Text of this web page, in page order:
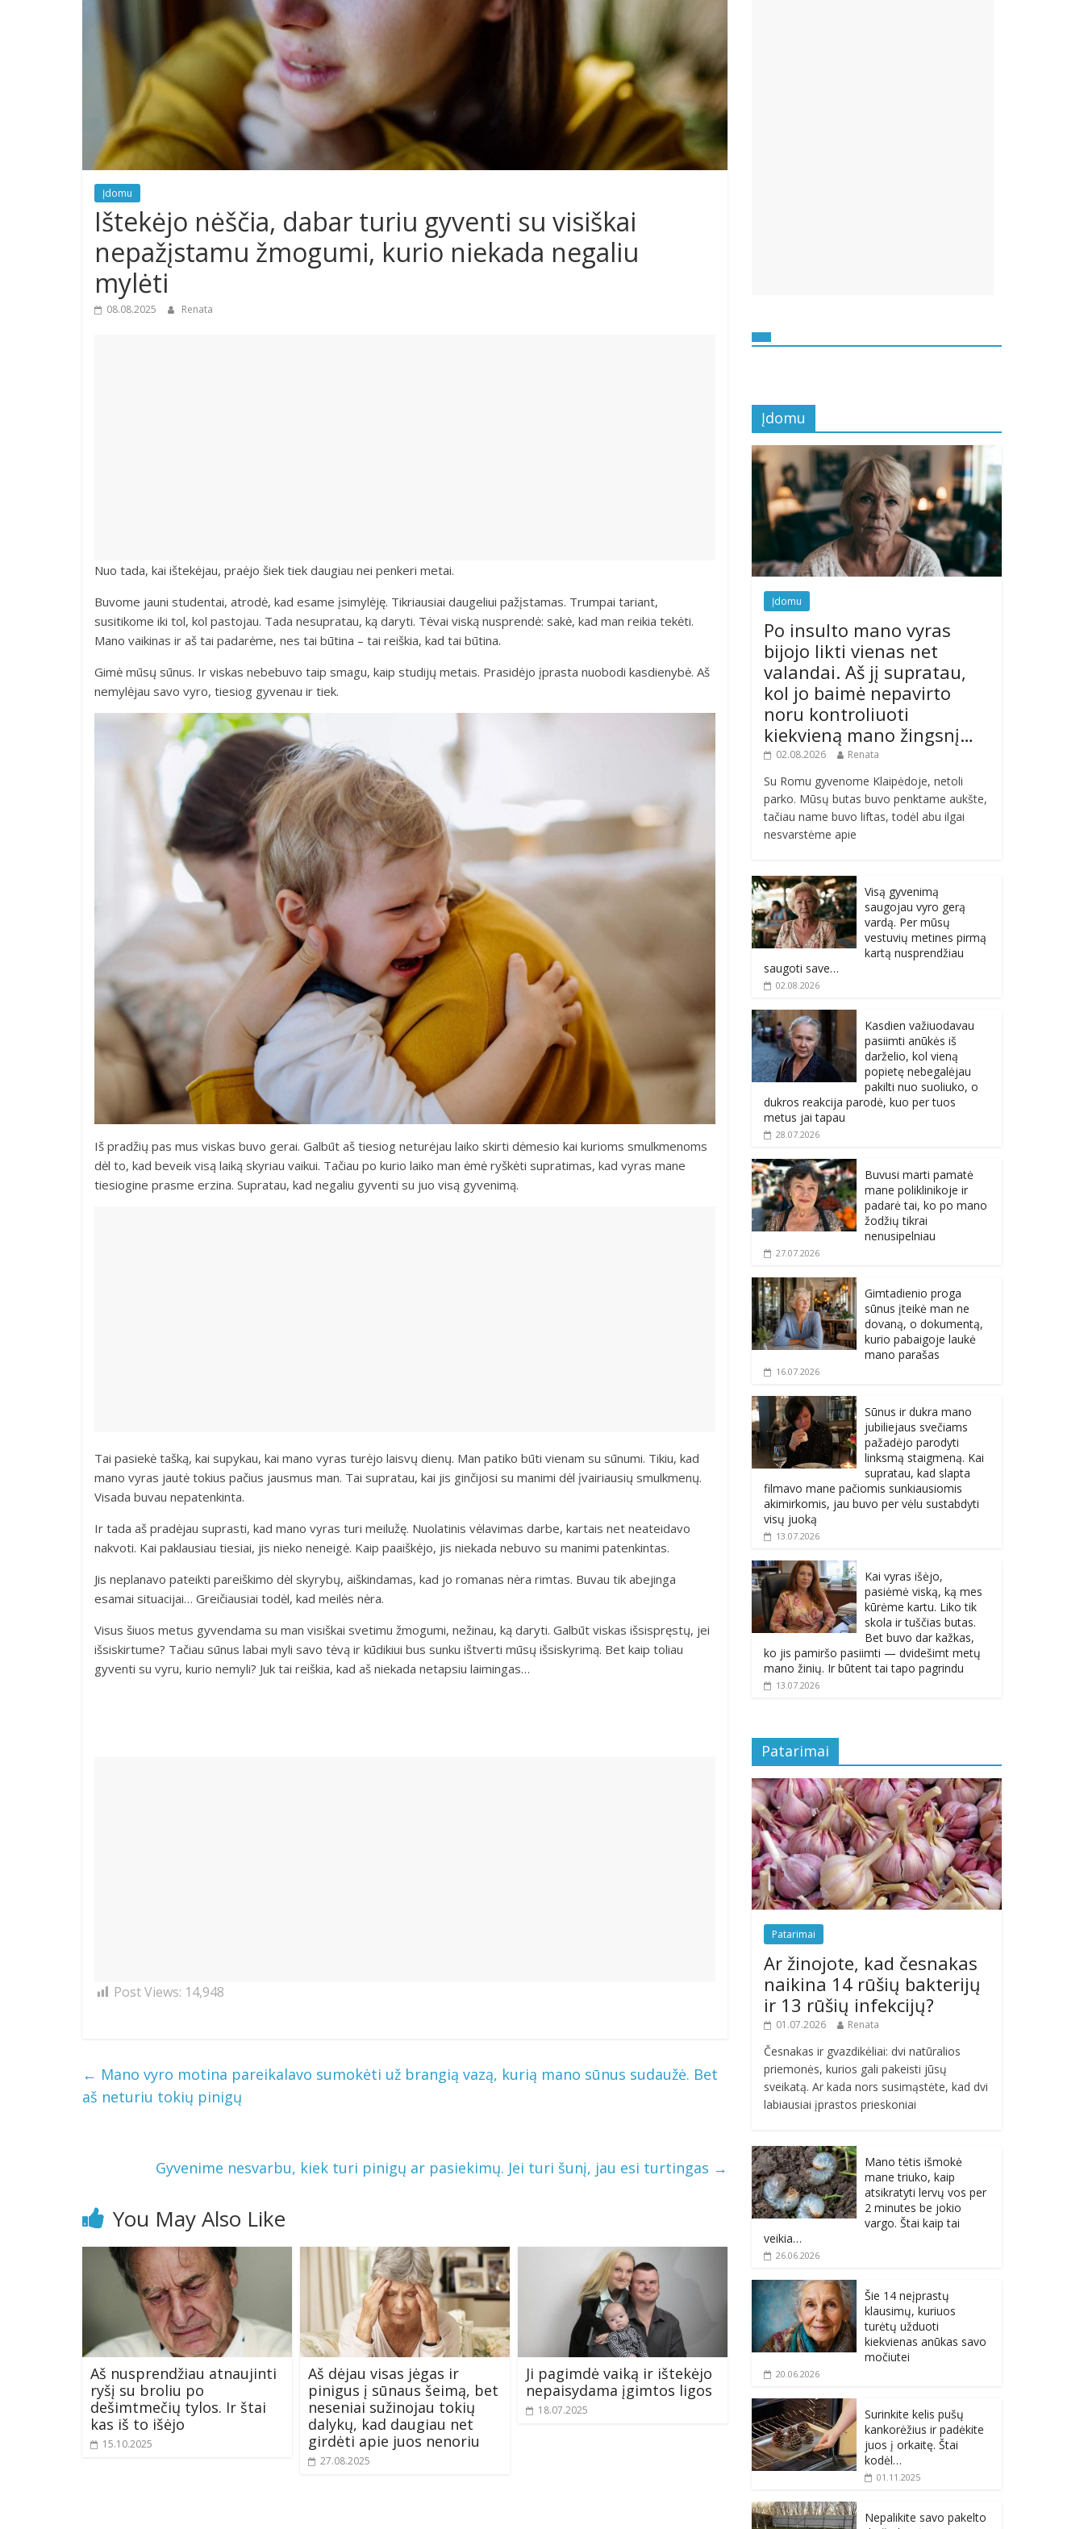
Įdomu
Ištekėjo nėščia, dabar turiu gyventi su visiškai
nepažįstamu žmogumi, kurio niekada negaliu
mylėti
08.08.2025 Renata
Nuo tada, kai ištekėjau, praėjo šiek tiek daugiau nei penkeri metai.
Buvome jauni studentai, atrodė, kad esame įsimylėję. Tikriausiai daugeliui pažįstamas. Trumpai tariant,
susitikome iki tol, kol pastojau. Tada nesupratau, ką daryti. Tėvai viską nusprendė: sakė, kad man reikia tekėti.
Mano vaikinas ir aš tai padarėme, nes tai būtina – tai reiškia, kad tai būtina.
Gimė mūsų sūnus. Ir viskas nebebuvo taip smagu, kaip studijų metais. Prasidėjo įprasta nuobodi kasdienybė. Aš
nemylėjau savo vyro, tiesiog gyvenau ir tiek.
Iš pradžių pas mus viskas buvo gerai. Galbūt aš tiesiog neturėjau laiko skirti dėmesio kai kurioms smulkmenoms
dėl to, kad beveik visą laiką skyriau vaikui. Tačiau po kurio laiko man ėmė ryškėti supratimas, kad vyras mane
tiesiogine prasme erzina. Supratau, kad negaliu gyventi su juo visą gyvenimą.
Tai pasiekė tašką, kai supykau, kai mano vyras turėjo laisvų dienų. Man patiko būti vienam su sūnumi. Tikiu, kad
mano vyras jautė tokius pačius jausmus man. Tai supratau, kai jis ginčijosi su manimi dėl įvairiausių smulkmenų.
Visada buvau nepatenkinta.
Ir tada aš pradėjau suprasti, kad mano vyras turi meilužę. Nuolatinis vėlavimas darbe, kartais net neateidavo
nakvoti. Kai paklausiau tiesiai, jis nieko neneigė. Kaip paaiškėjo, jis niekada nebuvo su manimi patenkintas.
Jis neplanavo pateikti pareiškimo dėl skyrybų, aiškindamas, kad jo romanas nėra rimtas. Buvau tik abejinga
esamai situacijai… Greičiausiai todėl, kad meilės nėra.
Visus šiuos metus gyvendama su man visiškai svetimu žmogumi, nežinau, ką daryti. Galbūt viskas išsispręstų, jei
išsiskirtume? Tačiau sūnus labai myli savo tėvą ir kūdikiui bus sunku ištverti mūsų išsiskyrimą. Bet kaip toliau
gyventi su vyru, kurio nemyli? Juk tai reiškia, kad aš niekada netapsiu laimingas…
Post Views: 14,948
← Mano vyro motina pareikalavo sumokėti už brangią vazą, kurią mano sūnus sudaužė. Bet
aš neturiu tokių pinigų
Gyvenime nesvarbu, kiek turi pinigų ar pasiekimų. Jei turi šunį, jau esi turtingas →
You May Also Like
Aš nusprendžiau atnaujinti
ryšį su broliu po
dešimtmečių tylos. Ir štai
kas iš to išėjo
15.10.2025
Aš dėjau visas jėgas ir
pinigus į sūnaus šeimą, bet
neseniai sužinojau tokių
dalykų, kad daugiau net
girdėti apie juos nenoriu
27.08.2025
Ji pagimdė vaiką ir ištekėjo
nepaisydama įgimtos ligos
18.07.2025
Įdomu
Įdomu
Po insulto mano vyras
bijojo likti vienas net
valandai. Aš jį supratau,
kol jo baimė nepavirto
noru kontroliuoti
kiekvieną mano žingsnį…
02.08.2026 Renata
Su Romu gyvenome Klaipėdoje, netoli
parko. Mūsų butas buvo penktame aukšte,
tačiau name buvo liftas, todėl abu ilgai
nesvarstėme apie
Visą gyvenimą
saugojau vyro gerą
vardą. Per mūsų
vestuvių metines pirmą
kartą nusprendžiau
saugoti save…
02.08.2026
Kasdien važiuodavau
pasiimti anūkės iš
darželio, kol vieną
popietę nebegalėjau
pakilti nuo suoliuko, o
dukros reakcija parodė, kuo per tuos
metus jai tapau
28.07.2026
Buvusi marti pamatė
mane poliklinikoje ir
padarė tai, ko po mano
žodžių tikrai
nenusipelniau
27.07.2026
Gimtadienio proga
sūnus įteikė man ne
dovaną, o dokumentą,
kurio pabaigoje laukė
mano parašas
16.07.2026
Sūnus ir dukra mano
jubiliejaus svečiams
pažadėjo parodyti
linksmą staigmeną. Kai
supratau, kad slapta
filmavo mane pačiomis sunkiausiomis
akimirkomis, jau buvo per vėlu sustabdyti
visų juoką
13.07.2026
Kai vyras išėjo,
pasiėmė viską, ką mes
kūrėme kartu. Liko tik
skola ir tuščias butas.
Bet buvo dar kažkas,
ko jis pamiršo pasiimti — dvidešimt metų
mano žinių. Ir būtent tai tapo pagrindu
13.07.2026
Patarimai
Patarimai
Ar žinojote, kad česnakas
naikina 14 rūšių bakterijų
ir 13 rūšių infekcijų?
01.07.2026 Renata
Česnakas ir gvazdikėliai: dvi natūralios
priemonės, kurios gali pakeisti jūsų
sveikatą. Ar kada nors susimąstėte, kad dvi
labiausiai įprastos prieskoniai
Mano tėtis išmokė
mane triuko, kaip
atsikratyti lervų vos per
2 minutes be jokio
vargo. Štai kaip tai
veikia…
26.06.2026
Šie 14 neįprastų
klausimų, kuriuos
turėtų užduoti
kiekvienas anūkas savo
močiutei
20.06.2026
Surinkite kelis pušų
kankorėžius ir padėkite
juos į orkaitę. Štai
kodėl…
01.11.2025
Nepalikite savo pakelto